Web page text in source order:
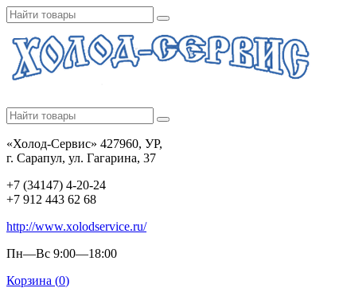
«Холод-Сервис» 427960, УР,
г. Сарапул, ул. Гагарина, 37
+7 (34147) 4-20-24
+7 912 443 62 68
http://www.xolodservice.ru/
Пн—Вс 9:00—18:00
Корзина (0)